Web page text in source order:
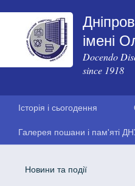
імені
Docendo
since 1918
Історія і сьогодення
Галерея пошани і пам'яті
Новини та події